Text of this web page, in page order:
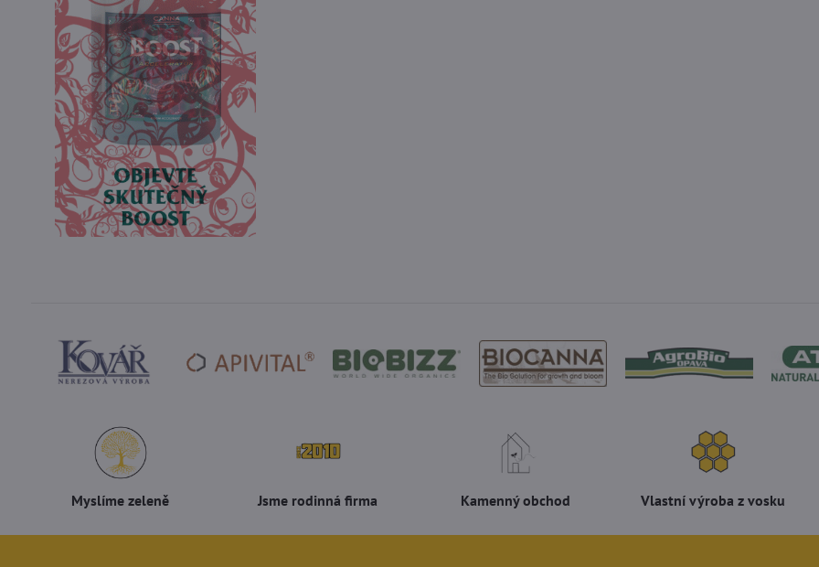
Myslíme zeleně Jsme rodinná firma Kamenný obchod Vlastní výroba z vosku